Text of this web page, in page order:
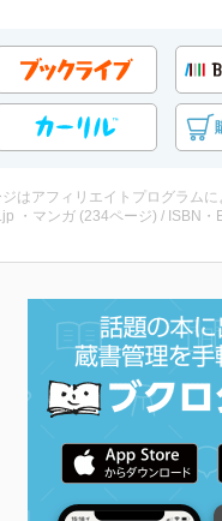
はアフィリエイトプログラム
・マンガ (234ページ) / ISBN